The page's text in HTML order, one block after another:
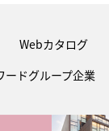
Webカタログ
ードグループ企業